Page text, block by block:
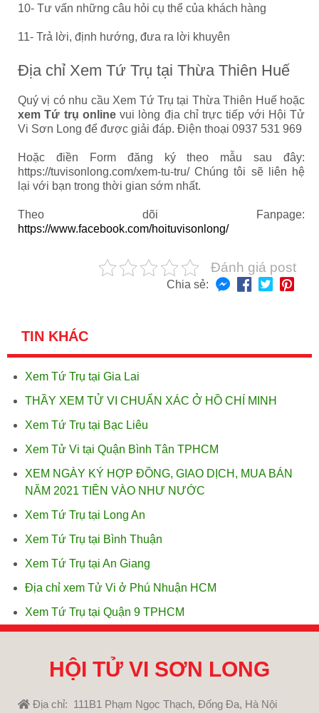
10- Tư vấn những câu hỏi cụ thể của khách hàng
11- Trả lời, định hướng, đưa ra lời khuyên
Địa chỉ Xem Tứ Trụ tại Thừa Thiên Huế
Quý vị có nhu cầu Xem Tứ Trụ tại Thừa Thiên Huế hoặc
xem Tứ trụ onlinevui lòng địa chỉ trực tiếp với Hội Tử
Vi Sơn Long để được giải đáp. Điện thoại 0937 531 969
Hoặc điền Form đăng ký theo mẫu sau đây:
https://tuvisonlong.com/xem-tu-tru/ Chúng tôi sẽ liên hệ
lại với bạn trong thời gian sớm nhất.
Theo dõi Fanpage:
https://www.facebook.com/hoituvisonlong/
Đánh giá post
Chia sẻ:
TIN KHÁC
Xem Tứ Trụ tại Gia Lai
THẦY XEM TỬ VI CHUẨN XÁC Ở HỒ CHÍ MINH
Xem Tứ Trụ tại Bạc Liêu
Xem Tử Vi tại Quận Bình Tân TPHCM
XEM NGÀY KÝ HỢP ĐỒNG, GIAO DỊCH, MUA BÁN
NĂM 2021 TIỀN VÀO NHƯ NƯỚC
Xem Tứ Trụ tại Long An
Xem Tứ Trụ tại Bình Thuận
Xem Tứ Trụ tại An Giang
Địa chỉ xem Tử Vi ở Phú Nhuận HCM
Xem Tứ Trụ tại Quận 9 TPHCM
HỘI TỬ VI SƠN LONG
Địa chỉ: 111B1 Phạm Ngọc Thạch, Đống Đa, Hà Nội